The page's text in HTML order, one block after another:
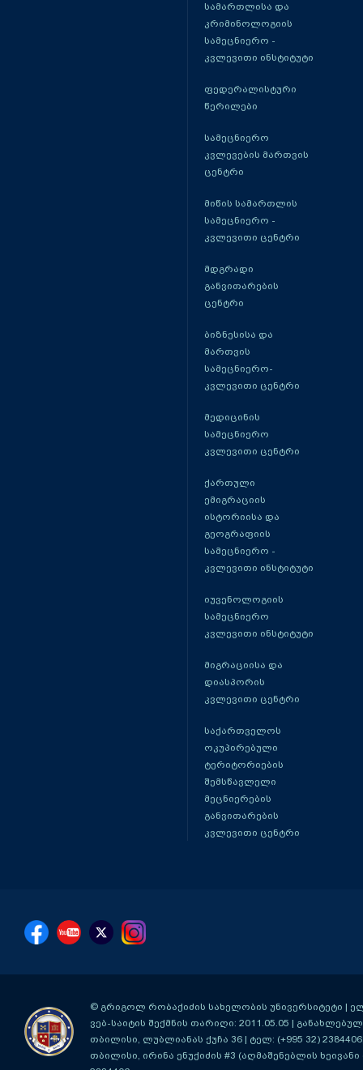
სამართლისა და
კრიმინოლოგიის
სამეცნიერო -
კვლევითი ინსტიტუტი
ფედერალისტური
წერილები
სამეცნიერო
კვლევების მართვის
ცენტრი
მიწის სამართლის
სამეცნიერო -
კვლევითი ცენტრი
მდგრადი
განვითარების
ცენტრი
ბიზნესისა და
მართვის
სამეცნიერო-
კვლევითი ცენტრი
მედიცინის
სამეცნიერო
კვლევითი ცენტრი
ქართული
ემიგრაციის
ისტორიისა და
გეოგრაფიის
სამეცნიერო -
კვლევითი ინსტიტუტი
იუვენოლოგიის
სამეცნიერო
კვლევითი ინსტიტუტი
მიგრაციისა და
დიასპორის
კვლევითი ცენტრი
საქართველოს
ოკუპირებული
ტერიტორიების
შემსწავლელი
მეცნიერების
განვითარების
კვლევითი ცენტრი
© გრიგოლ რობაქიძის სახელობის უნივერსიტეტი |
ვებ-საიტის შექმნის თარიღი: 2011.05.05 |
თბილისი, ლუბლიანას ქუჩა 36 | ტელ: (+995 32)
თბილისი, ირინა ენუქიძის #3 (აღმაშენებლის ხეივანი